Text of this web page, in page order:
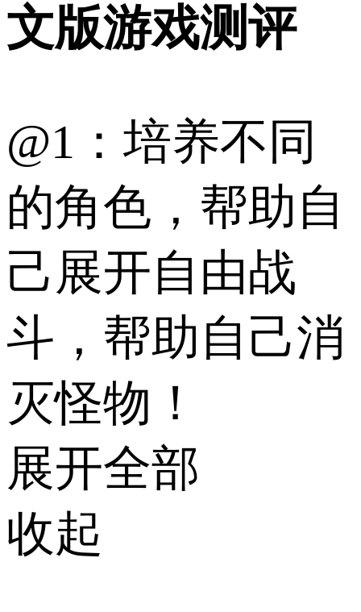
文版游戏测评
@1：培养不同
的角色，帮助自
己展开自由战
斗，帮助自己消
灭怪物！
展开全部
收起